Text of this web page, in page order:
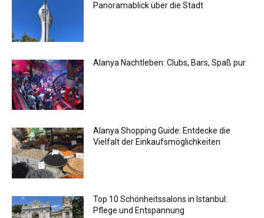
Panoramablick über die Stadt
Alanya Nachtleben: Clubs, Bars, Spaß pur
Alanya Shopping Guide: Entdecke die
Vielfalt der Einkaufsmöglichkeiten
Top 10 Schönheitssalons in Istanbul:
Pflege und Entspannung